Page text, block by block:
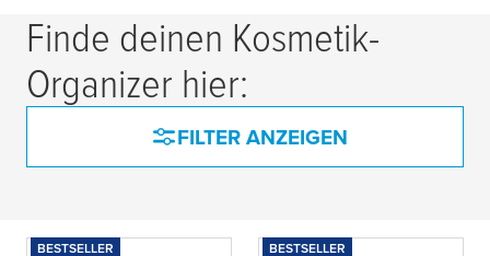
Finde deinen Kosmetik-
Organizer hier:
FILTER ANZEIGEN
BESTSELLER BESTSELLER